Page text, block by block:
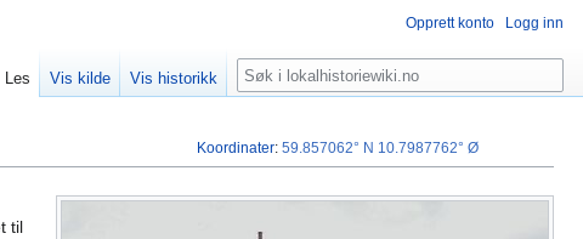
til
Koordinater:59.857062° N 10.7987762° Ø
Opprett konto Logg inn
Les Vis kilde Vis historikk Søk